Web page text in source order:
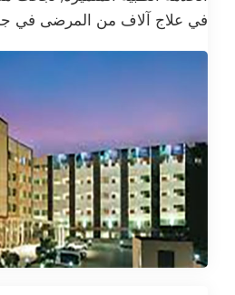
في علاج آلاف من المرضى في